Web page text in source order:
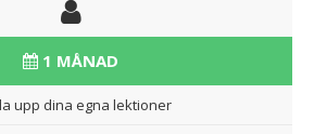
1 MÅNAD
upp dina egna lektioner